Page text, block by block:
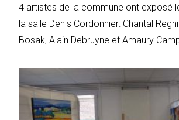
4 artistes de la commune ont exposé
la salle Denis Cordonnier: Chantal
Bosak, Alain Debruyne et Amaury